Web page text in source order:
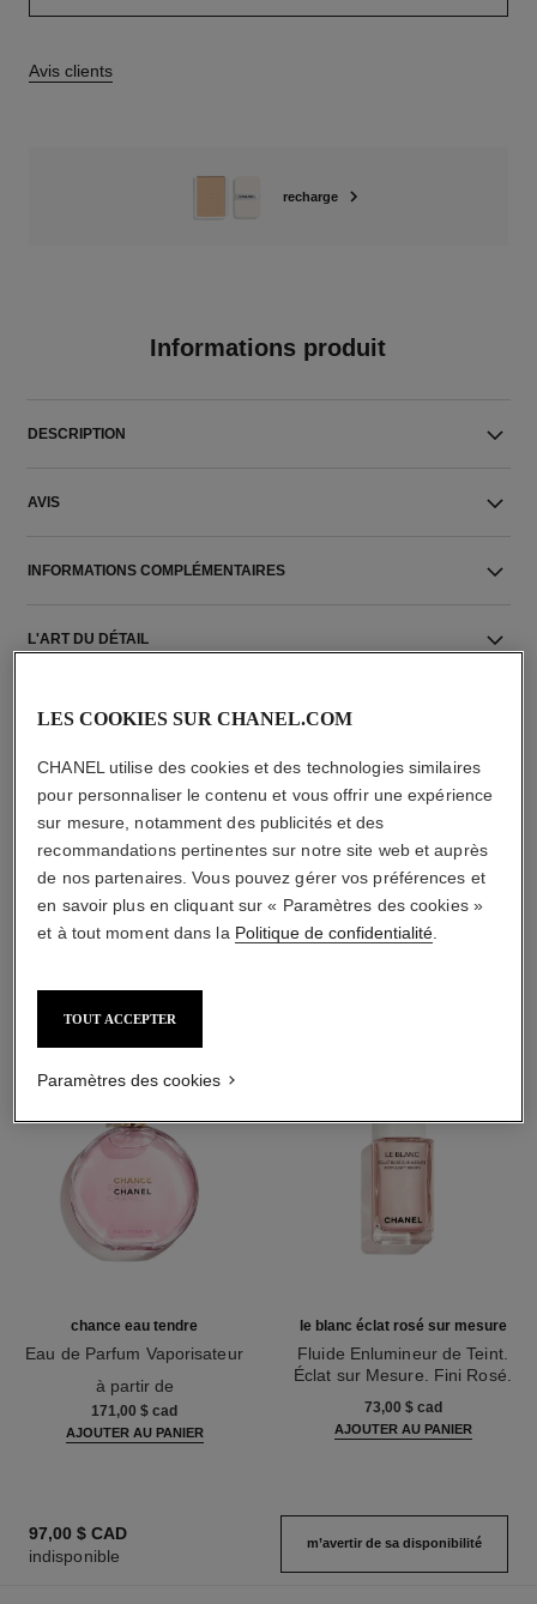
Avis clients
recharge
Informations produit
DESCRIPTION
AVIS
INFORMATIONS COMPLÉMENTAIRES
L'ART DU DÉTAIL
L'ACCORD PARFAIT
chance eau tendre
Eau de Parfum Vaporisateur
à partir de
171,00 $ cad
AJOUTER AU PANIER
le blanc éclat rosé sur mesure
Fluide Enlumineur de Teint.
Éclat sur Mesure. Fini Rosé.
73,00 $ cad
AJOUTER AU PANIER
97,00 $ CAD
indisponible
m’avertir de sa disponibilité
LES COOKIES SUR CHANEL.COM
CHANEL utilise des cookies et des technologies similaires
pour personnaliser le contenu et vous offrir une expérience
sur mesure, notamment des publicités et des
recommandations pertinentes sur notre site web et auprès
de nos partenaires. Vous pouvez gérer vos préférences et
en savoir plus en cliquant sur « Paramètres des cookies »
et à tout moment dans la Politique de confidentialité.
TOUT ACCEPTER
Paramètres des cookies